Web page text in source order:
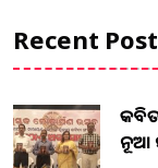
Recent
ନୂଆ